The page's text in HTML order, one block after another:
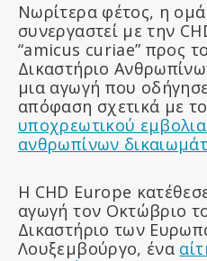
Νωρίτερα φέτος, η
συνεργαστεί με την
“amicus curiae” προς
Δικαστήριο
μια αγωγή που
απόφαση σχετικά με
υποχρεωτικού
ανθρωπίνων
Η CHD Europe
αγωγή τον Οκτώβριο
Δικαστήριο των
Λουξεμβούργο, ένα